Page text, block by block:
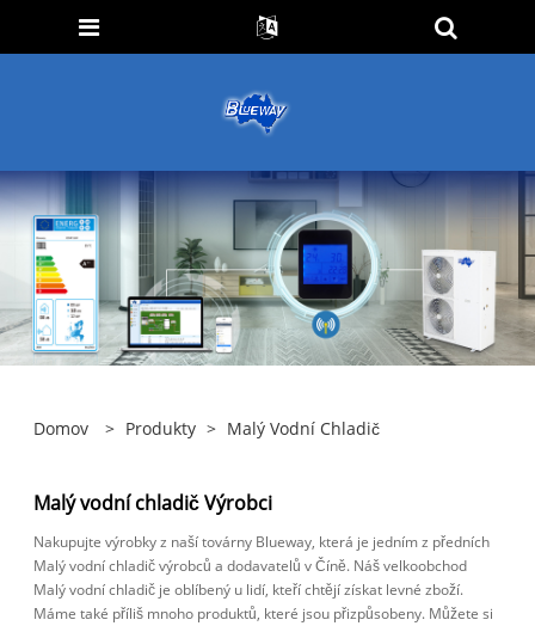
Domov > Produkty > Malý Vodní Chladič
Malý vodní chladič Výrobci
Nakupujte výrobky z naší továrny Blueway, která je jedním z předních
Malý vodní chladič výrobců a dodavatelů v Číně. Náš velkoobchod
Malý vodní chladič je oblíbený u lidí, kteří chtějí získat levné zboží.
Máme také příliš mnoho produktů, které jsou přizpůsobeny. Můžete si